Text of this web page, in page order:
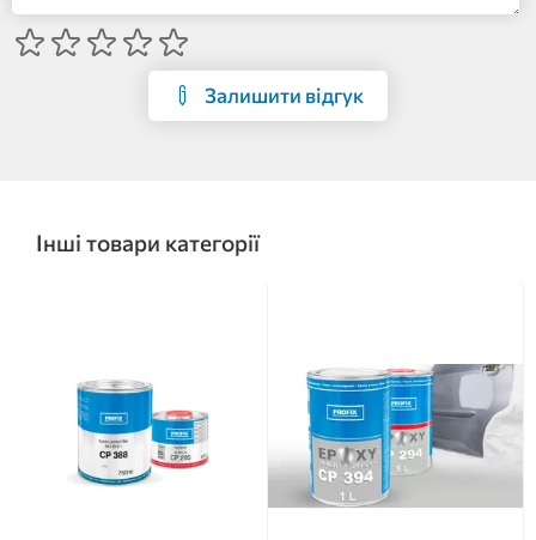
Залишити відгук
Інші товари категорії